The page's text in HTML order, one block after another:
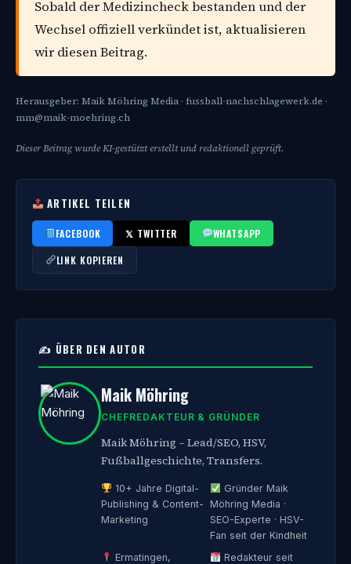
Sobald der Medizincheck bestanden und der
Wechsel offiziell verkündet ist, aktualisieren
wir diesen Beitrag.
Herausgeber: Maik Möhring Media · fussball-nachschlagewerk.de ·
mm@maik-moehring.ch
Dieser Beitrag wurde KI-gestützt erstellt und redaktionell geprüft.
ARTIKEL TEILEN
FACEBOOK 𝕏 TWITTER
WHATSAPP
LINK KOPIEREN
✍️ ÜBER DEN AUTOR
Maik Möhring
CHEFREDAKTEUR & GRÜNDER
Maik Möhring – Lead/SEO, HSV,
Fußballgeschichte, Transfers.
10+ Jahre Digital-
Publishing & Content-
Marketing
Gründer Maik
Möhring Media ·
SEO-Experte · HSV-
Fan seit der Kindheit
Ermatingen,
Redakteur seit